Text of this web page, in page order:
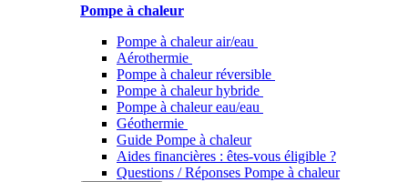
Pompe à chaleur
Pompe à chaleur air/eau
Aérothermie
Pompe à chaleur réversible
Pompe à chaleur hybride
Pompe à chaleur​ eau/eau
Géothermie
Guide Pompe à chaleur
Aides financières : êtes-vous éligible ?
Questions / Réponses Pompe à chaleur